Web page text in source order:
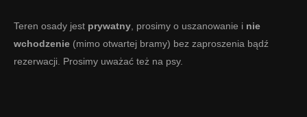
Teren osady jest prywatny , prosimy o uszanowanie i nie
wchodzenie (mimo otwartej bramy) bez zaproszenia bądź
rezerwacji. Prosimy uważać też na psy.